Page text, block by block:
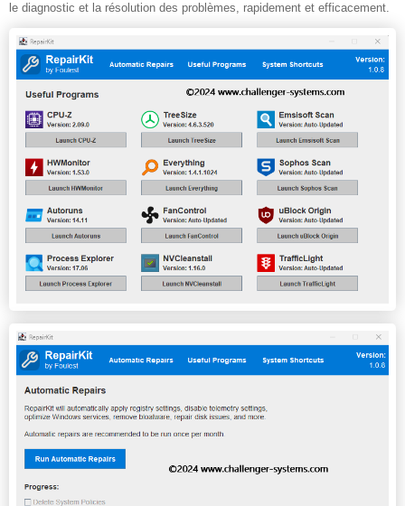
le diagnostic et la résolution des problèmes, rapidement et efficacement.